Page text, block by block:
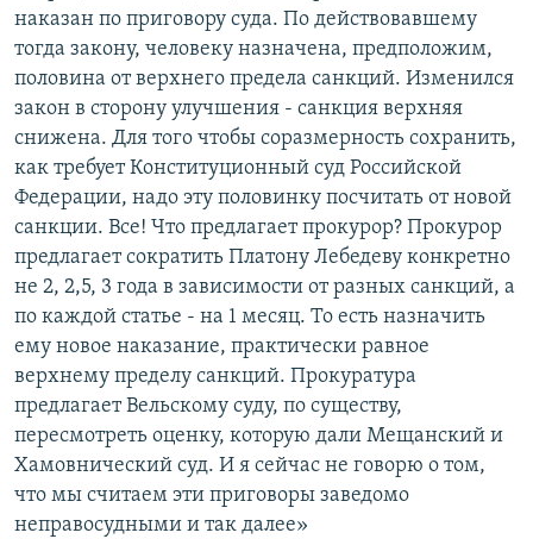
наказан по приговору суда. По действовавшему
тогда закону, человеку назначена, предположим,
половина от верхнего предела санкций. Изменился
закон в сторону улучшения - санкция верхняя
снижена. Для того чтобы соразмерность сохранить,
как требует Конституционный суд Российской
Федерации, надо эту половинку посчитать от новой
санкции. Все! Что предлагает прокурор? Прокурор
предлагает сократить Платону Лебедеву конкретно
не 2, 2,5, 3 года в зависимости от разных санкций, а
по каждой статье - на 1 месяц. То есть назначить
ему новое наказание, практически равное
верхнему пределу санкций. Прокуратура
предлагает Вельскому суду, по существу,
пересмотреть оценку, которую дали Мещанский и
Хамовнический суд. И я сейчас не говорю о том,
что мы считаем эти приговоры заведомо
неправосудными и так далее»